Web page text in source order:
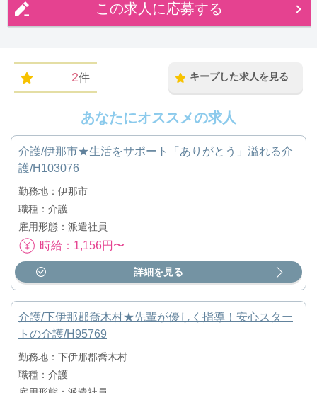
この求人に応募する
2件 キープした求人を見る
あなたにオススメの求人
介護/伊那市★生活をサポート「ありがとう」溢れる介
護/H103076
勤務地：伊那市
職種：介護
雇用形態：派遣社員
時給：1,156円〜
詳細を見る
介護/下伊那郡喬木村★先輩が優しく指導！安心スター
トの介護/H95769
勤務地：下伊那郡喬木村
職種：介護